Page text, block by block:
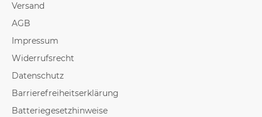
Versand
AGB
Impressum
Widerrufsrecht
Datenschutz
Barrierefreiheitserklärung
Batteriegesetzhinweise